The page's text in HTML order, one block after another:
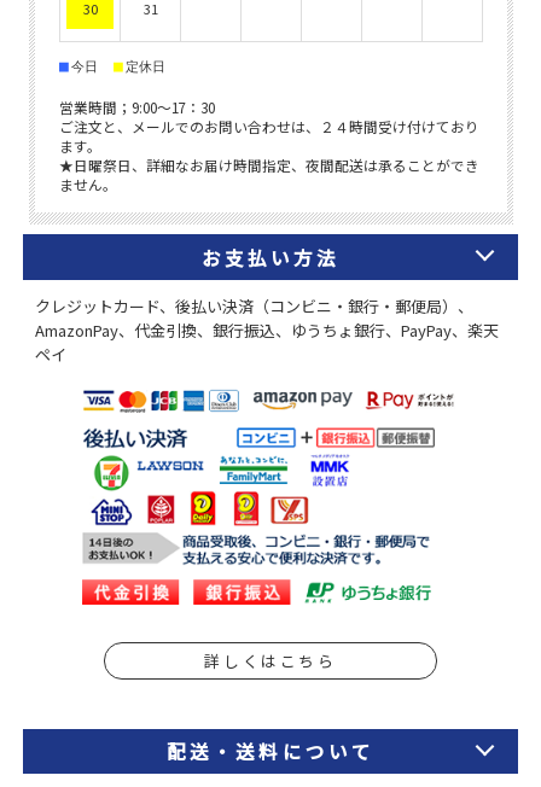
お支払い方法
クレジットカード、後払い決済（コンビニ・銀行・郵便局）、
AmazonPay、代金引換、銀行振込、ゆうちょ銀行、PayPay、楽天
ペイ
詳しくはこちら
配送・送料について